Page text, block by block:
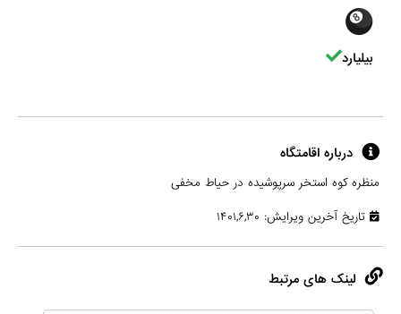
بیلیارد
درباره اقامتگاه
منظره کوه استخر سرپوشیده در حیاط مخفی
تاریخ آخرین ویرایش: ۱۴۰۱,۶,۳۰
لینک های مرتبط